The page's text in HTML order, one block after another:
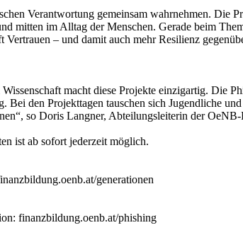
Verantwortung gemeinsam wahrnehmen. Die
mitten im Alltag der Menschen. Gerade beim
Vertrauen – und damit auch mehr Resilienz
macht diese Projekte einzigartig.
Bei den Projekttagen tauschen sich Jugendliche
so Doris Langner, Abteilungsleiterin der
ist ab sofort jederzeit möglich.
generationen
finanzbildung.oenb.at/phishing